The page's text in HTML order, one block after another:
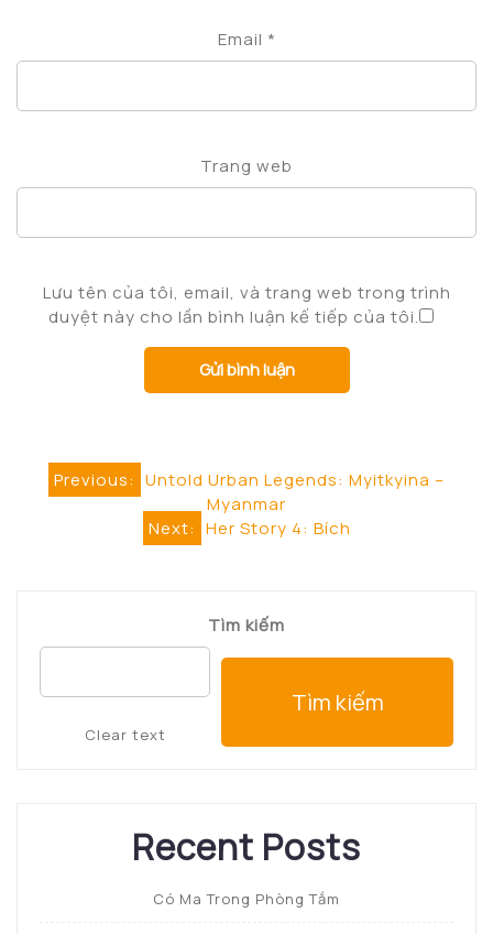
Email *
Trang web
Lưu tên của tôi, email, và trang web trong trình
duyệt này cho lần bình luận kế tiếp của tôi.
Điều
Previous: Untold Urban Legends: Myitkyina –
Myanmar
Next: Her Story 4: Bích
Tìm kiếm
Clear text
Tìm kiếm
Recent Posts
Có Ma Trong Phòng Tắm